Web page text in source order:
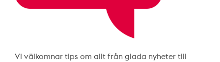
Vi välkomnar tips om allt från glada nyheter till